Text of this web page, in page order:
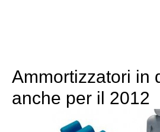
Ammortizzatori in
anche per il 2012